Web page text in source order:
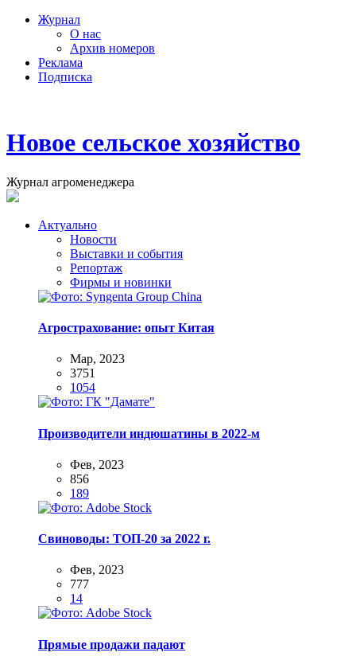
Журнал
О нас
Архив номеров
Реклама
Подписка
Новое сельское хозяйство
Журнал агроменеджера
Актуально
Новости
Выставки и события
Репортаж
Фирмы и новинки
Агрострахование: опыт Китая
Мар, 2023
3751
1054
Производители индюшатины в 2022-м
Фев, 2023
856
189
Свиноводы: ТОП-20 за 2022 г.
Фев, 2023
777
14
Прямые продажи падают